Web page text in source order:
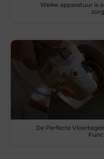
Welke apparatuur is
De Perfecte